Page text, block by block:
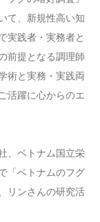
て、新規性高い知
実践者・実務者と
前提となる調理師
術と実務・実践両
活躍に心からのエ
、ベトナム国立栄
「ベトナムのフグ
リンさんの研究活